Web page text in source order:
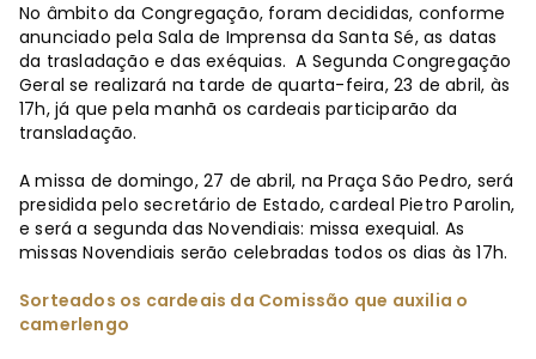
No âmbito da Congregação, foram decididas, conforme
anunciado pela Sala de Imprensa da Santa Sé, as datas
da trasladação e das exéquias. A Segunda Congregação
Geral se realizará na tarde de quarta-feira, 23 de abril, às
17h, já que pela manhã os cardeais participarão da
transladação.
A missa de domingo, 27 de abril, na Praça São Pedro, será
presidida pelo secretário de Estado, cardeal Pietro Parolin,
e será a segunda das Novendiais: missa exequial. As
missas Novendiais serão celebradas todos os dias às 17h.
Sorteados os cardeais da Comissão que auxilia o
camerlengo